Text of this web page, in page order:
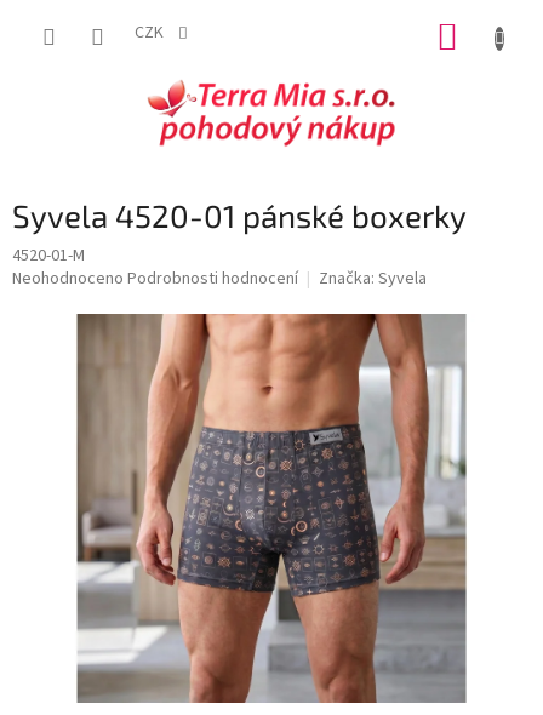
CZK
Syvela 4520-01 pánské boxerky
4520-01-M
Průměrné
Neohodnoceno Podrobnosti hodnocení Značka: Syvela